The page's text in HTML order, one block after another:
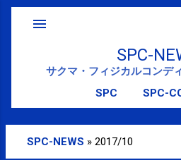
SPC-
サクマ・フィジカルコンデ
SPC
SPC-
SPC-NEWS » 2017/10